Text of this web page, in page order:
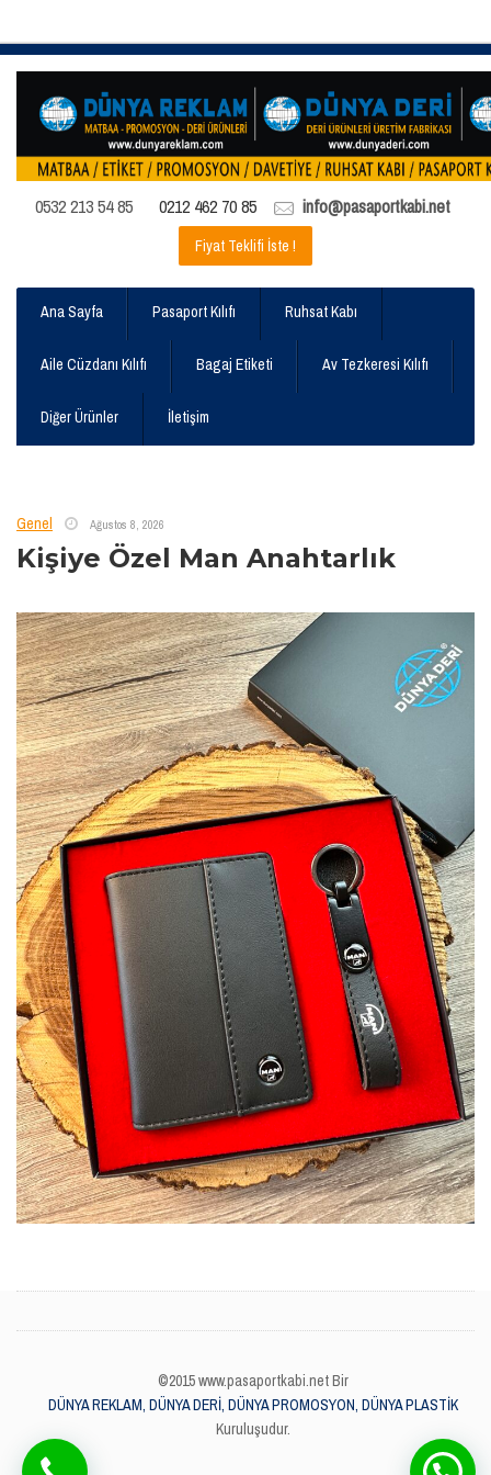
0532 213 54 85 0212 462 70 85 info@pasaportkabi.net
Fiyat Teklifi İste !
Ana Sayfa Pasaport Kılıfı Ruhsat Kabı
Aile Cüzdanı Kılıfı Bagaj Etiketi Av Tezkeresi Kılıfı
Diğer Ürünler İletişim
Genel Ağustos 8, 2026
Kişiye Özel Man Anahtarlık
©2015 www.pasaportkabi.net Bir
DÜNYA REKLAM, DÜNYA DERİ, DÜNYA PROMOSYON, DÜNYA PLASTİK
Kuruluşudur.